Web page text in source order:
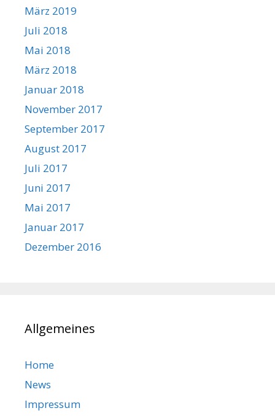
März 2019
Juli 2018
Mai 2018
März 2018
Januar 2018
November 2017
September 2017
August 2017
Juli 2017
Juni 2017
Mai 2017
Januar 2017
Dezember 2016
Allgemeines
Home
News
Impressum